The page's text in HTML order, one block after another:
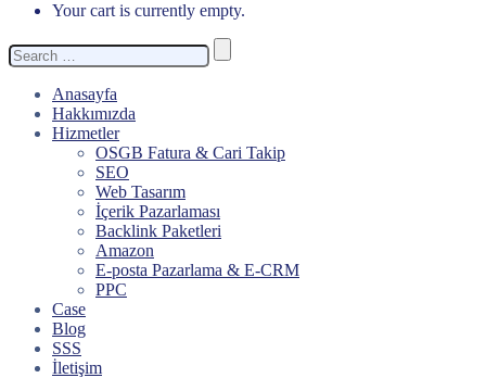
Your cart is currently empty.
Search
for:
Anasayfa
Hakkımızda
Hizmetler
OSGB Fatura & Cari Takip
SEO
Web Tasarım
İçerik Pazarlaması
Backlink Paketleri
Amazon
E-posta Pazarlama & E-CRM
PPC
Case
Blog
SSS
İletişim